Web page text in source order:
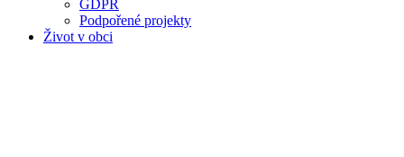
GDPR
Podpořené projekty
Život v obci